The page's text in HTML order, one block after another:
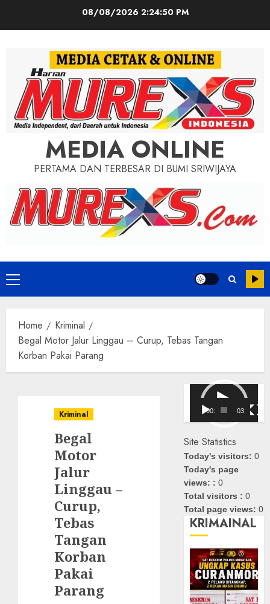
08/08/2026 2:24:52 PM
MEDIA ONLINE
PERTAMA DAN TERBESAR DI BUMI SRIWIJAYA
Primary
Menu
Home
Kriminal
Begal Motor Jalur Linggau – Curup, Tebas Tangan
Korban Pakai Parang
Kriminal
Begal
Motor
Jalur
Linggau –
Curup,
Tebas
Tangan
Korban
Pakai
Parang
Pemutar
Video
00:00 03:08
Site Statistics
Today's visitors:0
Today's page
views: :0
Total visitors :0
Total page views:0
KRIMAINAL